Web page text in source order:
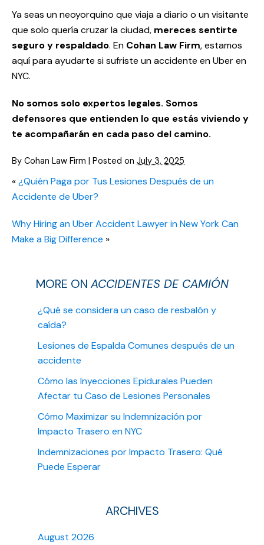
Ya seas un neoyorquino que viaja a diario o un visitante
que solo quería cruzar la ciudad, mereces sentirte
seguro y respaldado. En Cohan Law Firm, estamos
aquí para ayudarte si sufriste un accidente en Uber en
NYC.
No somos solo expertos legales. Somos
defensores que entienden lo que estás viviendo y
te acompañarán en cada paso del camino.
By Cohan Law Firm | Posted on July 3, 2025
«¿Quién Paga por Tus Lesiones Después de un
Accidente de Uber?
Why Hiring an Uber Accident Lawyer in New York Can
Make a Big Difference »
MORE ON ACCIDENTES DE CAMIÓN
¿Qué se considera un caso de resbalón y
caída?
Lesiones de Espalda Comunes después de un
accidente
Cómo las Inyecciones Epidurales Pueden
Afectar tu Caso de Lesiones Personales
Cómo Maximizar su Indemnización por
Impacto Trasero en NYC
Indemnizaciones por Impacto Trasero: Qué
Puede Esperar
ARCHIVES
August 2026